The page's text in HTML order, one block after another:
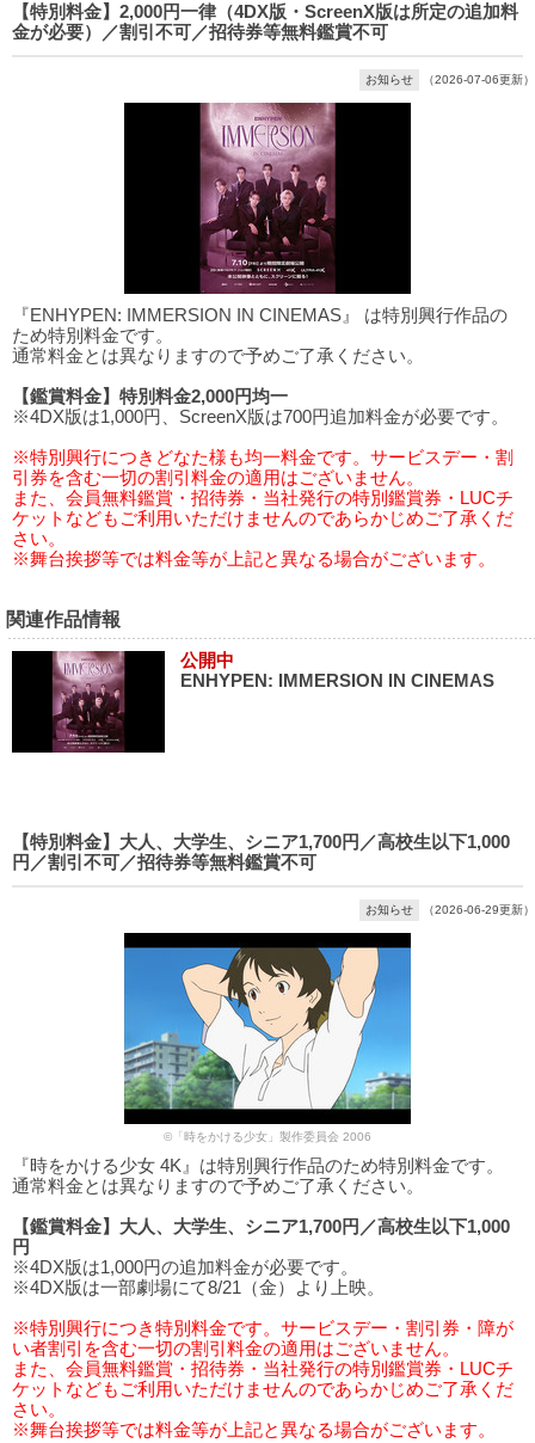
【特別料金】2,000円一律（4DX版・ScreenX版は所定の追加料
金が必要）／割引不可／招待券等無料鑑賞不可
お知らせ （2026-07-06更新）
『ENHYPEN: IMMERSION IN CINEMAS』 は特別興行作品の
ため特別料金です。
通常料金とは異なりますので予めご了承ください。
【鑑賞料金】特別料金2,000円均一
※4DX版は1,000円、ScreenX版は700円追加料金が必要です。
※特別興行につきどなた様も均一料金です。サービスデー・割
引券を含む一切の割引料金の適用はございません。
また、会員無料鑑賞・招待券・当社発行の特別鑑賞券・LUCチ
ケットなどもご利用いただけませんのであらかじめご了承くだ
さい。
※舞台挨拶等では料金等が上記と異なる場合がございます。
関連作品情報
公開中
ENHYPEN: IMMERSION IN CINEMAS
【特別料金】大人、大学生、シニア1,700円／高校生以下1,000
円／割引不可／招待券等無料鑑賞不可
お知らせ （2026-06-29更新）
©「時をかける少女」製作委員会 2006
『時をかける少女 4K』は特別興行作品のため特別料金です。
通常料金とは異なりますので予めご了承ください。
【鑑賞料金】大人、大学生、シニア1,700円／高校生以下1,000
円
※4DX版は1,000円の追加料金が必要です。
※4DX版は一部劇場にて8/21（金）より上映。
※特別興行につき特別料金です。サービスデー・割引券・障が
い者割引を含む一切の割引料金の適用はございません。
また、会員無料鑑賞・招待券・当社発行の特別鑑賞券・LUCチ
ケットなどもご利用いただけませんのであらかじめご了承くだ
さい。
※舞台挨拶等では料金等が上記と異なる場合がございます。